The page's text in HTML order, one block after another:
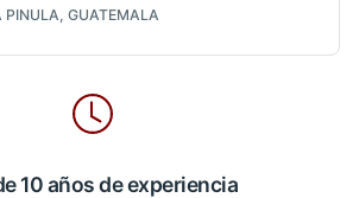
PINULA, GUATEMALA
10 años de experiencia